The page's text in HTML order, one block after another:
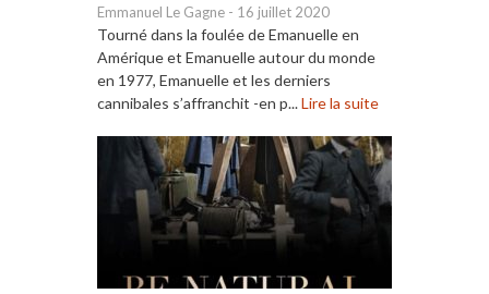
Emmanuel Le Gagne - 16 juillet 2020
Tourné dans la foulée de Emanuelle en
Amérique et Emanuelle autour du monde
en 1977, Emanuelle et les derniers
cannibales s’affranchit -en p...Lire la suite